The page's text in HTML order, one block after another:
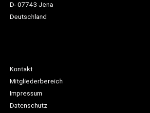
D- 07743 Jena
Deutschland
Kontakt
Mitgliederbereich
Impressum
Datenschutz